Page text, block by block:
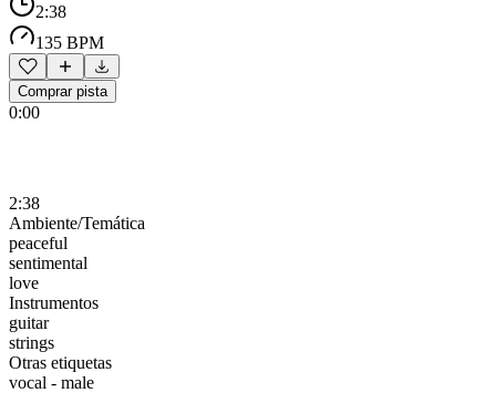
2:38
135 BPM
Comprar pista
0:00
2:38
Ambiente/Temática
peaceful
sentimental
love
Instrumentos
guitar
strings
Otras etiquetas
vocal - male